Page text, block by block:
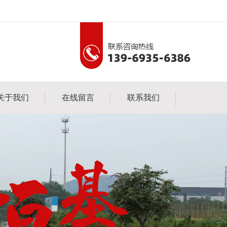
于我们 在线留言 联系我们